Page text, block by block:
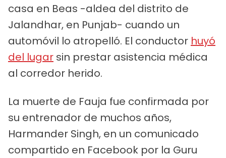
casa en Beas -aldea del distrito de
Jalandhar, en Punjab- cuando un
automóvil lo atropelló. El conductor huyó
del lugar sin prestar asistencia médica
al corredor herido.
La muerte de Fauja fue confirmada por
su entrenador de muchos años,
Harmander Singh, en un comunicado
compartido en Facebook por la Guru